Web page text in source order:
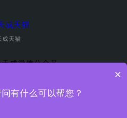
成天猫
科技股份有限公司
粤ICP备19044080
×
有什么可以帮您？